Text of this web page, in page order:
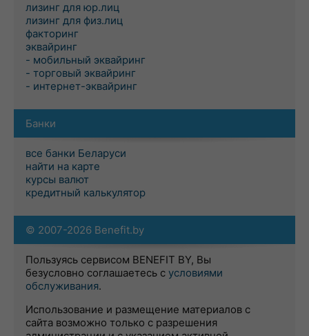
лизинг для юр.лиц
лизинг для физ.лиц
факторинг
эквайринг
- мобильный эквайринг
- торговый эквайринг
- интернет-эквайринг
Банки
все банки Беларуси
найти на карте
курсы валют
кредитный калькулятор
© 2007-2026 Benefit.by
Пользуясь сервисом BENEFIT BY, Вы
безусловно соглашаетесь с условиями
обслуживания.
Использование и размещение материалов с
сайта возможно только с разрешения